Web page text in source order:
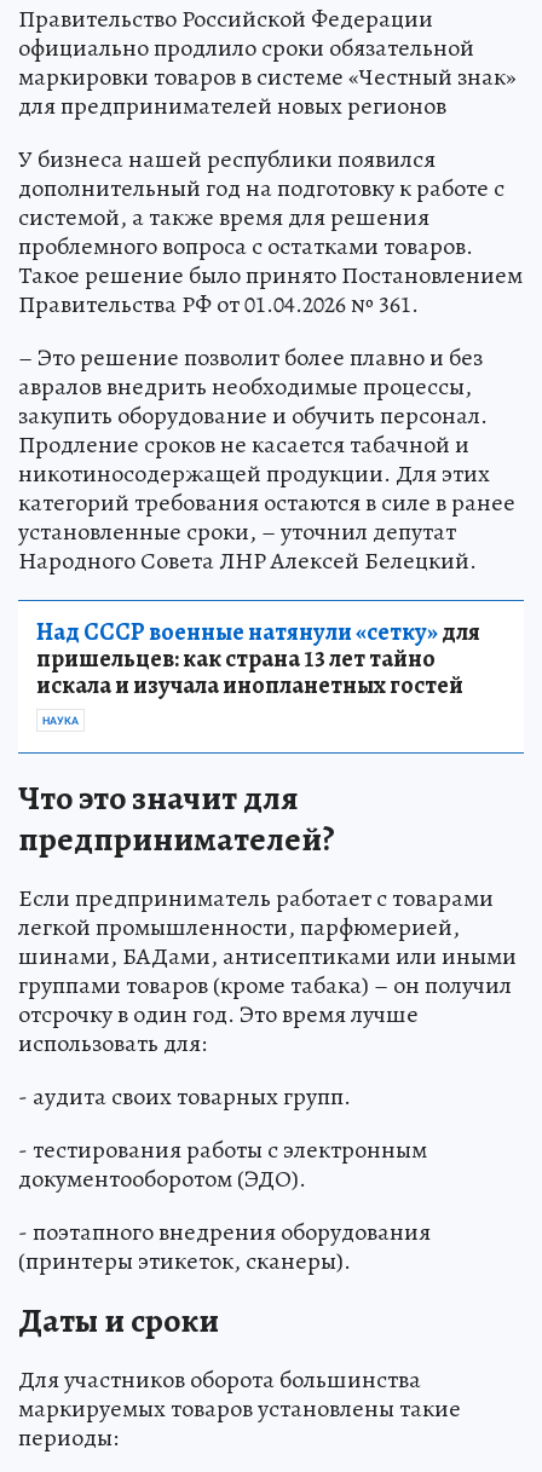
Правительство Российской Федерации
официально продлило сроки обязательной
маркировки товаров в системе «Честный знак»
для предпринимателей новых регионов
У бизнеса нашей республики появился
дополнительный год на подготовку к работе с
системой, а также время для решения
проблемного вопроса с остатками товаров.
Такое решение было принято Постановлением
Правительства РФ от 01.04.2026 № 361.
– Это решение позволит более плавно и без
авралов внедрить необходимые процессы,
закупить оборудование и обучить персонал.
Продление сроков не касается табачной и
никотиносодержащей продукции. Для этих
категорий требования остаются в силе в ранее
установленные сроки, – уточнил депутат
Народного Совета ЛНР Алексей Белецкий.
Над СССР военные натянули «сетку»для
пришельцев: как страна 13 лет тайно
искала и изучала инопланетных гостей
НАУКА
Что это значит для
предпринимателей?
Если предприниматель работает с товарами
легкой промышленности, парфюмерией,
шинами, БАДами, антисептиками или иными
группами товаров (кроме табака) – он получил
отсрочку в один год. Это время лучше
использовать для:
- аудита своих товарных групп.
- тестирования работы с электронным
документооборотом (ЭДО).
- поэтапного внедрения оборудования
(принтеры этикеток, сканеры).
Даты и сроки
Для участников оборота большинства
маркируемых товаров установлены такие
периоды: